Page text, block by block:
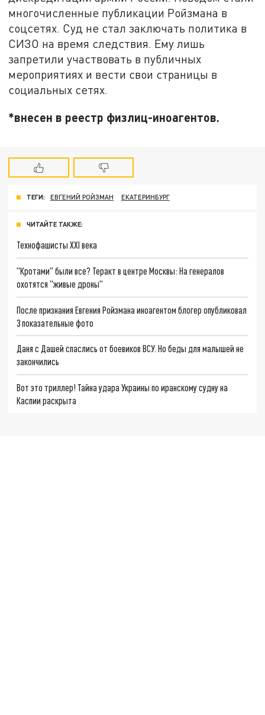
многочисленные публикации Ройзмана в
соцсетях. Суд не стал заключать политика в
СИЗО на время следствия. Ему лишь
запретили участвовать в публичных
мероприятиях и вести свои страницы в
социальных сетях.
*внесен в реестр физлиц-иноагентов.
ТЕГИ: ЕВГЕНИЙ РОЙЗМАН ЕКАТЕРИНБУРГ
ЧИТАЙТЕ ТАКЖЕ:
Технофашисты XXI века
"Кротами" были все? Теракт в центре Москвы: На генералов
охотятся "живые дроны"
После признания Евгения Ройзмана иноагентом блогер опубликовал
3 показательные фото
Даня с Дашей спаслись от боевиков ВСУ. Но беды для малышей не
закончились
Вот это триллер! Тайна удара Украины по иранскому судну на
Каспии раскрыта